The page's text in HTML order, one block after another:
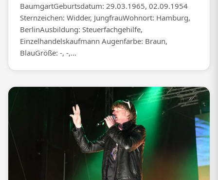
BaumgartGeburtsdatum: 29.03.1965, 02.09.1954
Sternzeichen: Widder, JungfrauWohnort: Hamburg,
BerlinAusbildung: Steuerfachgehilfe,
Einzelhandelskaufmann Augenfarbe: Braun,
BlauGröße: -, -,...